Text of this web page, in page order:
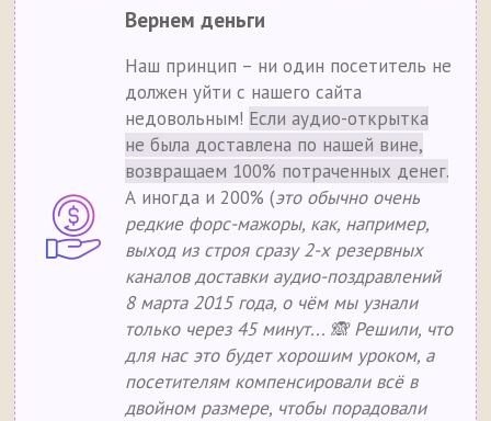
Вернем деньги
Наш принцип – ни один посетитель не
должен уйти с нашего сайта
недовольным! Если аудио-открытка
не была доставлена по нашей вине,
возвращаем 100% потраченных денег.
А иногда и 200% (это обычно очень
редкие форс-мажоры, как, например,
выход из строя сразу 2-х резервных
каналов доставки аудио-поздравлений
8 марта 2015 года, о чём мы узнали
только через 45 минут... 🙈 Решили, что
для нас это будет хорошим уроком, а
посетителям компенсировали всё в
двойном размере, чтобы порадовали